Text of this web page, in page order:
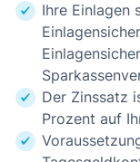
Ihre Einlagen
Der Zinssatz
Prozent auf